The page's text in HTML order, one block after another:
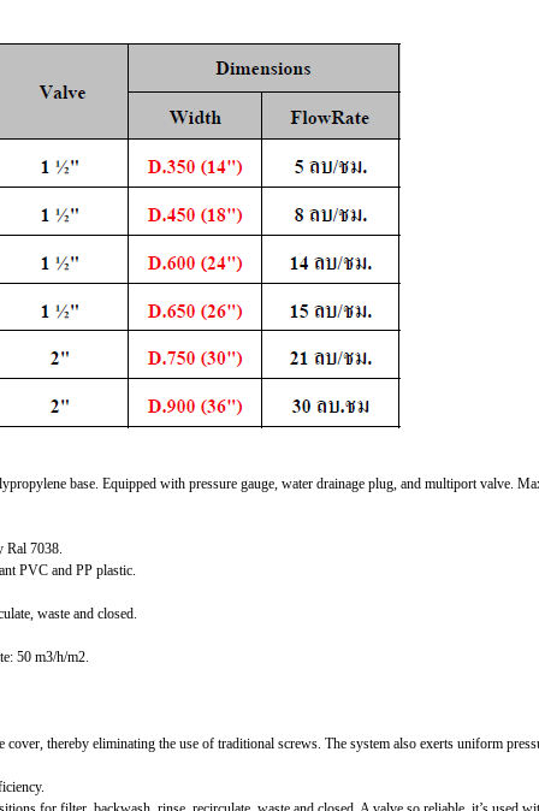
base. Equipped with pressure gauge, water drainage plug, and multiport valve.
Ral 7038.
PVC and PP plastic.
waste and closed.
50 m3/h/m2.
thereby eliminating the use of traditional screws. The system also exerts uniform